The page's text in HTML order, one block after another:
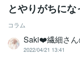
とやりがちにな
コラム
Saki❤️繊細さん
2022/04/21 13:41